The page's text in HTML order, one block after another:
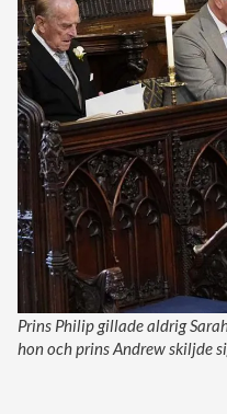
Prins Philip gillade aldrig
hon och prins Andrew skiljde